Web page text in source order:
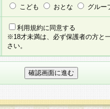
サービスの依頼をすると
承諾を得ることなく、当
約を任意に制定、変更ま
後の本規約等は、本規約
の 他の諸規定については
のとします。
こども おとな グルー
利用規約に同意する
※18才未満は、必ず保護者の方と
さい。